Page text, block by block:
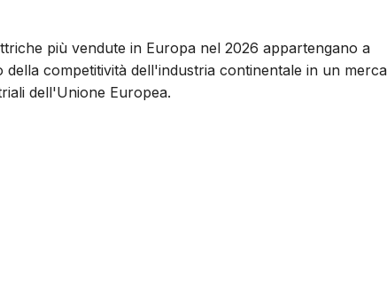
più vendute in Europa nel 2026 appartengano a
competitività dell'industria continentale in un
dell'Unione Europea.